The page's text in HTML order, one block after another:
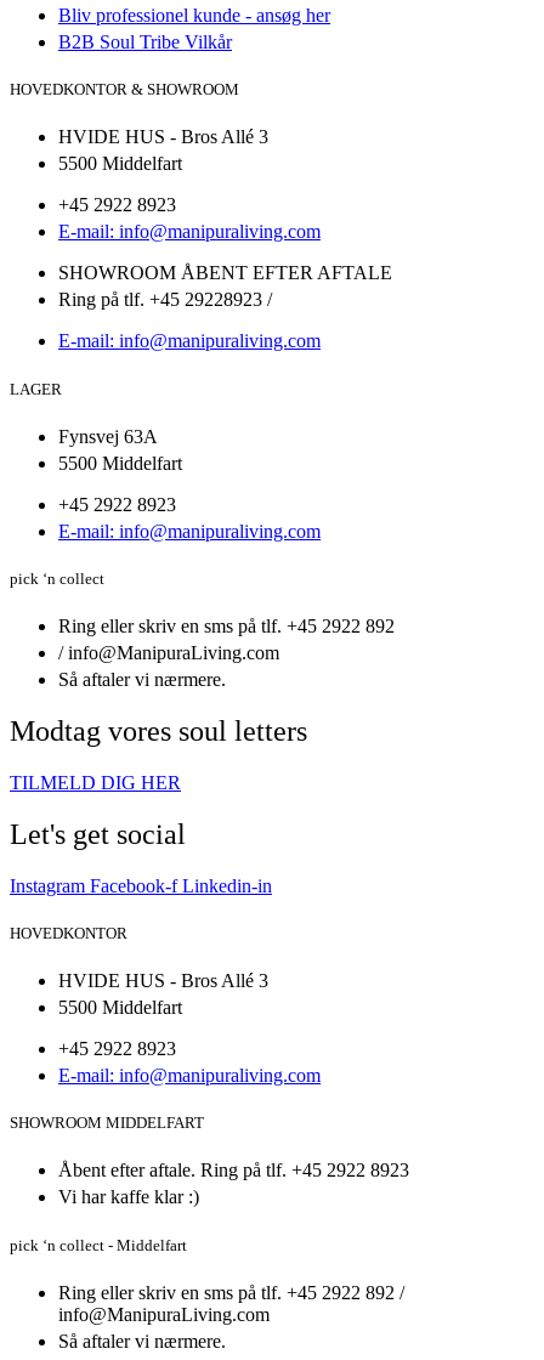
Bliv professionel kunde - ansøg her
B2B Soul Tribe Vilkår
HOVEDKONTOR & SHOWROOM
HVIDE HUS - Bros Allé 3
5500 Middelfart
+45 2922 8923
E-mail: info@manipuraliving.com
SHOWROOM ÅBENT EFTER AFTALE
Ring på tlf. +45 29228923 /
E-mail: info@manipuraliving.com
LAGER
Fynsvej 63A
5500 Middelfart
+45 2922 8923
E-mail: info@manipuraliving.com
pick ‘n collect
Ring eller skriv en sms på tlf. +45 2922 892
/ info@ManipuraLiving.com
Så aftaler vi nærmere.
Modtag vores soul letters
TILMELD DIG HER
Let's get social
Instagram Facebook-f Linkedin-in
HOVEDKONTOR
HVIDE HUS - Bros Allé 3
5500 Middelfart
+45 2922 8923
E-mail: info@manipuraliving.com
SHOWROOM MIDDELFART
Åbent efter aftale. Ring på tlf. +45 2922 8923
Vi har kaffe klar :)
pick ‘n collect - Middelfart
Ring eller skriv en sms på tlf. +45 2922 892 /
info@ManipuraLiving.com
Så aftaler vi nærmere.